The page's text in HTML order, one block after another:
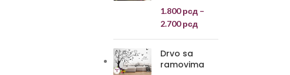
1.800рсд –
2.700рсд
Drvo sa
ramovima